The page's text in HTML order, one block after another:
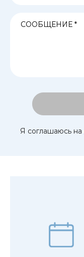
Я соглашаюсь на